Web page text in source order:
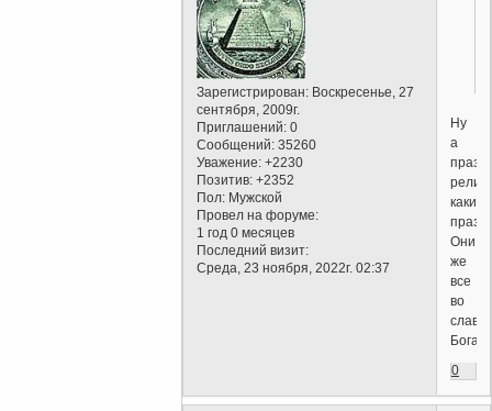
Зарегистрирован: Воскресенье, 27
сентября, 2009г.
Приглашений: 0
Сообщений: 35260
Уважение: +2230
Позитив: +2352
Пол: Мужской
Провел на форуме:
1 год 0 месяцев
Последний визит:
Среда, 23 ноября, 2022г. 02:37
Ну
а
какие
Они
же
все
во
славу
Бога.
0